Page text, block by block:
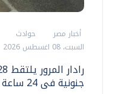
أخبار مصر
حوادث
السبت، 08 اغسطس 2026 09:01 ص
جنونية فى 24 ساعة